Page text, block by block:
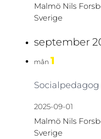
Malmö Nils
Sverige
september
mån 1
2025-09-01
Malmö Nils
Sverige